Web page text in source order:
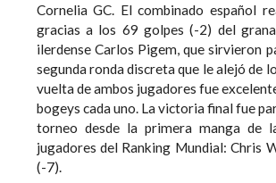
Cornelia GC. El combinado español realizó un buen final de torneo
gracias a los 69 golpes (-2) del
ilerdense Carlos Pigem, que sirvieron
segunda ronda discreta que le alejó de los
vuelta de ambos jugadores fue
bogeys cada uno. La victoria final fue para Estados Unidos, que lideró el
torneo desde la primera manga de
jugadores del Ranking Mundial: Chris
(-7).